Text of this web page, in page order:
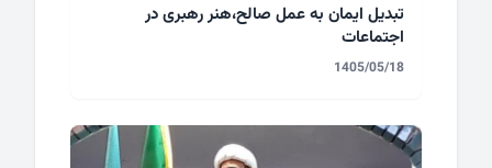
تبدیل ایمان به عمل صالح،هنر رهبری در
اجتماعات
1405/05/18